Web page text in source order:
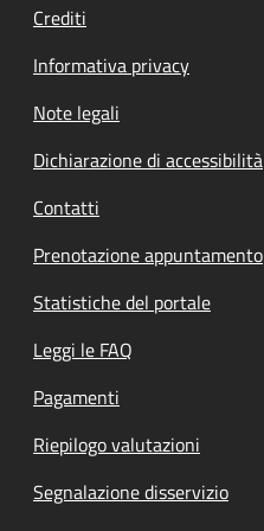
Crediti
Informativa privacy
Note legali
Dichiarazione di accessibilità
Contatti
Prenotazione appuntamento
Statistiche del portale
Leggi le FAQ
Pagamenti
Riepilogo valutazioni
Segnalazione disservizio